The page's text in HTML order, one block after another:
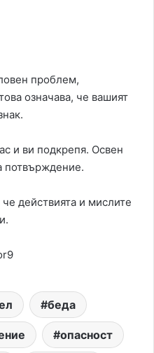
проблем,
означава, че вашият
и ви подкрепя. Освен
потвърждение.
действията и мислите
беда
опасност